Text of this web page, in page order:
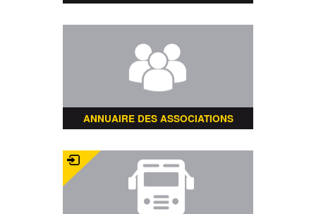
ANNUAIRE DES ASSOCIATIONS